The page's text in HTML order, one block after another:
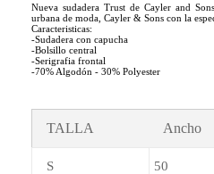
Nueva sudadera Trust de Cayler and
urbana de moda, Cayler & Sons con la
Caracteristicas:
-Sudadera con capucha
-Bolsillo central
-Serigrafia frontal
-70% Algodón - 30% Polyester
TALLA Ancho
S 50